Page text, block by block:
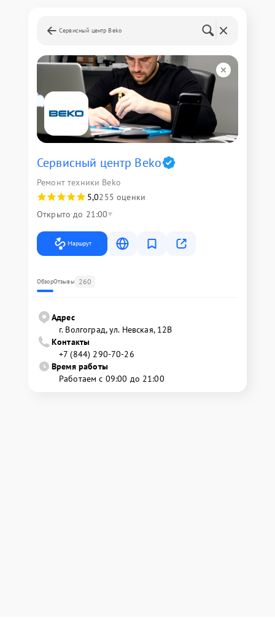
Сервисный центр Beko
Сервисный центр Beko
Ремонт техники Beko
5,0255 оценки
Открыто до 21:00
Маршрут
ОбзорОтзывы 260
Адрес
г. Волгоград, ул. Невская, 12В
Контакты
+7 (844) 290-70-26
Время работы
Работаем с 09:00 до 21:00